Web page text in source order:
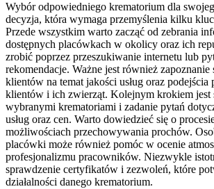
Wybór odpowiedniego krematorium dla
decyzja, która wymaga przemyślenia kilku
Przede wszystkim warto zacząć od zebrania
dostępnych placówkach w okolicy oraz ich
zrobić poprzez przeszukiwanie internetu lub
rekomendacje. Ważne jest również
klientów na temat jakości usług oraz podejścia
klientów i ich zwierząt. Kolejnym krokiem jest
wybranymi krematoriami i zadanie pytań
usług oraz cen. Warto dowiedzieć się o
możliwościach przechowywania prochów.
placówki może również pomóc w ocenie
profesjonalizmu pracowników. Niezwykle
sprawdzenie certyfikatów i zezwoleń, które
działalności danego krematorium.